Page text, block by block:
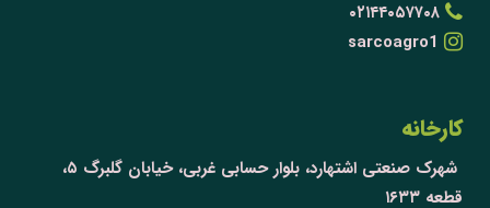
کارخانه
شهرک صنعتی اشتهارد، بلوار حسابی غربی، خیابان گلبرگ ۵،
قطعه ۱۶۳۳